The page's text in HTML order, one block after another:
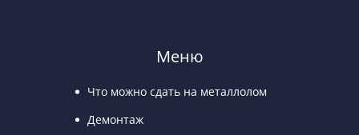
Меню
Что можно сдать на металлолом
Демонтаж